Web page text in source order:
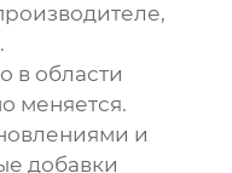
в области
меняется.
и
добавки